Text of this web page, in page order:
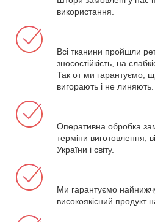
використання.
Всі тканини пройшли
зносостійкість, на
Так от ми гарантуємо,
вигорають і не линяють.
Оперативна обробка
терміни виготовлення,
України і світу.
Ми гарантуємо
високоякісний продукт